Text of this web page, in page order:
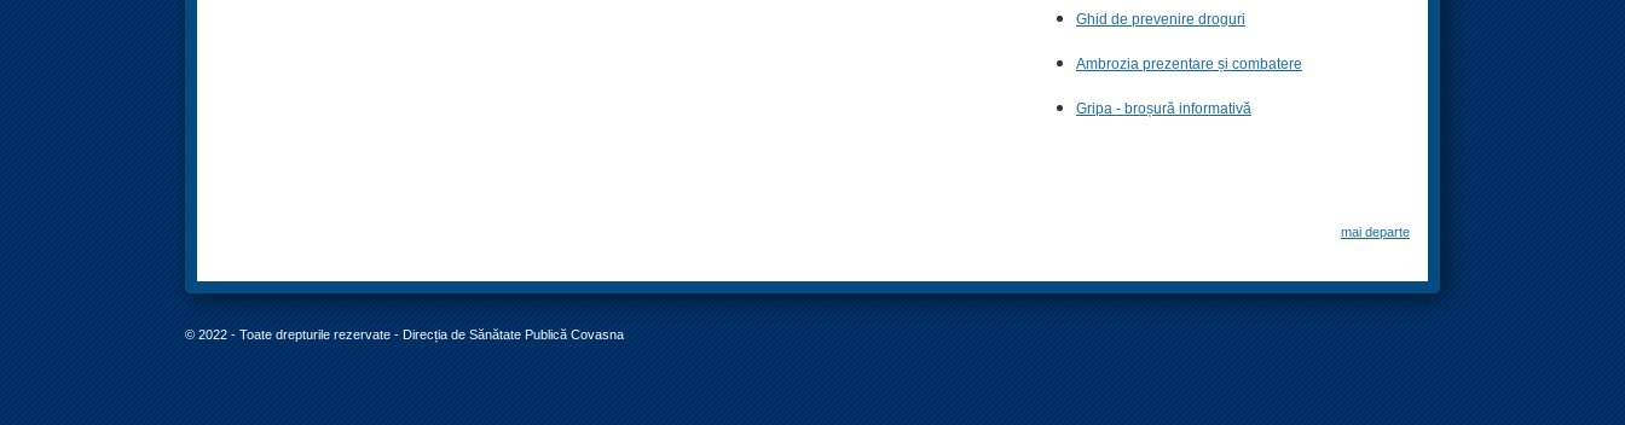
Ghid de prevenire droguri
Ambrozia prezentare și combatere
Gripa - broșură informativă
mai departe
© 2022 - Toate drepturile rezervate - Direcția de Sănătate Publică Covasna